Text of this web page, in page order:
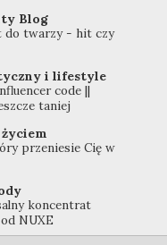
Blog
do twarzy - hit czy
i lifestyle
code ||
taniej
przeniesie Cię w
koncentrat
NUXE